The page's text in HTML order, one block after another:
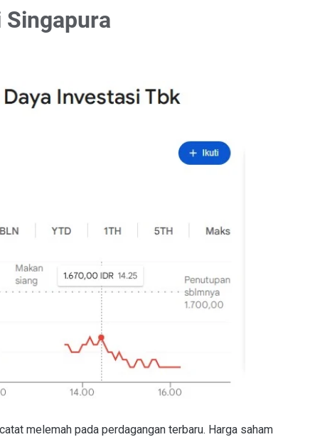
Singapura
melemah pada perdagangan terbaru. Harga saham